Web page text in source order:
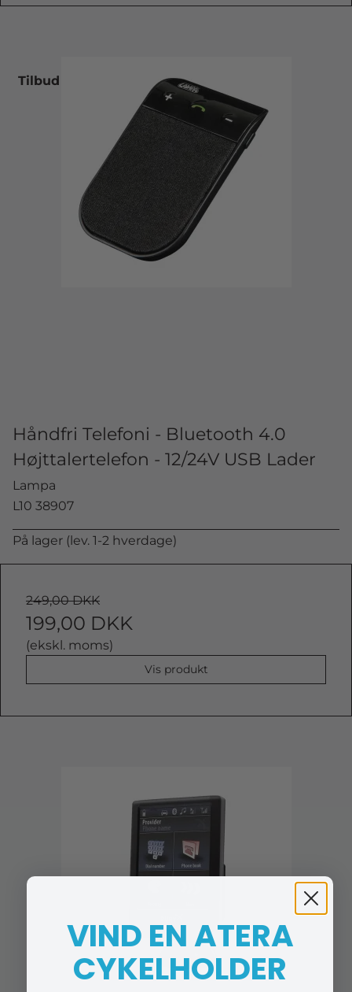
Tilbud
Håndfri Telefoni - Bluetooth 4.0
Højttalertelefon - 12/24V USB Lader
Lampa
L10 38907
På lager (lev. 1-2 hverdage)
249,00 DKK
199,00 DKK
(ekskl. moms)
Vis produkt
VIND EN ATERA
CYKELHOLDER